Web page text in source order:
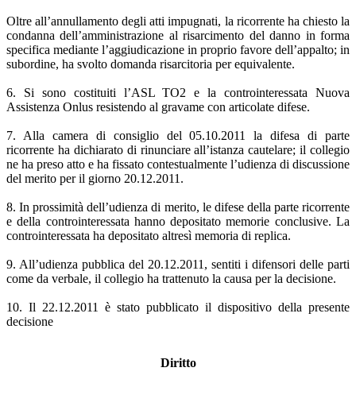
Oltre all’annullamento degli atti impugnati, la ricorrente ha chiesto la
condanna dell’amministrazione al risarcimento del danno in forma
specifica mediante l’aggiudicazione in proprio favore dell’appalto; in
subordine, ha svolto domanda risarcitoria per equivalente.
6. Si sono costituiti l’ASL TO2 e la controinteressata Nuova
Assistenza Onlus resistendo al gravame con articolate difese.
7. Alla camera di consiglio del 05.10.2011 la difesa di parte
ricorrente ha dichiarato di rinunciare all’istanza cautelare; il collegio
ne ha preso atto e ha fissato contestualmente l’udienza di discussione
del merito per il giorno 20.12.2011.
8. In prossimità dell’udienza di merito, le difese della parte ricorrente
e della controinteressata hanno depositato memorie conclusive. La
controinteressata ha depositato altresì memoria di replica.
9. All’udienza pubblica del 20.12.2011, sentiti i difensori delle parti
come da verbale, il collegio ha trattenuto la causa per la decisione.
10. Il 22.12.2011 è stato pubblicato il dispositivo della presente
decisione
Diritto